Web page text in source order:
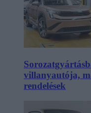
villanyautója,
rendelések